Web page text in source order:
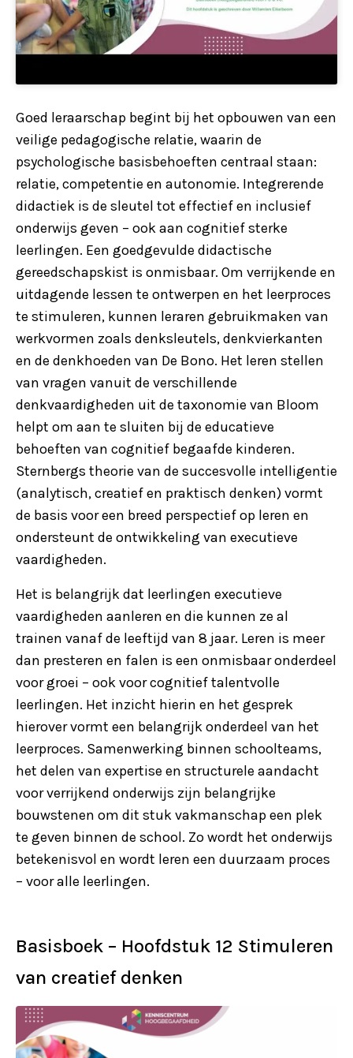
Goed leraarschap begint bij het opbouwen van een
veilige pedagogische relatie, waarin de
psychologische basisbehoeften centraal staan:
relatie, competentie en autonomie. Integrerende
didactiek is de sleutel tot effectief en inclusief
onderwijs geven – ook aan cognitief sterke
leerlingen. Een goedgevulde didactische
gereedschapskist is onmisbaar. Om verrijkende en
uitdagende lessen te ontwerpen en het leerproces
te stimuleren, kunnen leraren gebruikmaken van
werkvormen zoals denksleutels, denkvierkanten
en de denkhoeden van De Bono. Het leren stellen
van vragen vanuit de verschillende
denkvaardigheden uit de taxonomie van Bloom
helpt om aan te sluiten bij de educatieve
behoeften van cognitief begaafde kinderen.
Sternbergs theorie van de succesvolle intelligentie
(analytisch, creatief en praktisch denken) vormt
de basis voor een breed perspectief op leren en
ondersteunt de ontwikkeling van executieve
vaardigheden.
Het is belangrijk dat leerlingen executieve
vaardigheden aanleren en die kunnen ze al
trainen vanaf de leeftijd van 8 jaar. Leren is meer
dan presteren en falen is een onmisbaar onderdeel
voor groei – ook voor cognitief talentvolle
leerlingen. Het inzicht hierin en het gesprek
hierover vormt een belangrijk onderdeel van het
leerproces. Samenwerking binnen schoolteams,
het delen van expertise en structurele aandacht
voor verrijkend onderwijs zijn belangrijke
bouwstenen om dit stuk vakmanschap een plek
te geven binnen de school. Zo wordt het onderwijs
betekenisvol en wordt leren een duurzaam proces
– voor alle leerlingen.
Basisboek – Hoofdstuk 12 Stimuleren
van creatief denken